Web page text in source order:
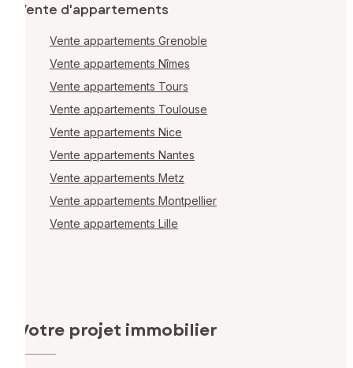
Vente d'appartements
Vente appartements Grenoble
Vente appartements Nîmes
Vente appartements Tours
Vente appartements Toulouse
Vente appartements Nice
Vente appartements Nantes
Vente appartements Metz
Vente appartements Montpellier
Vente appartements Lille
Votre projet immobilier